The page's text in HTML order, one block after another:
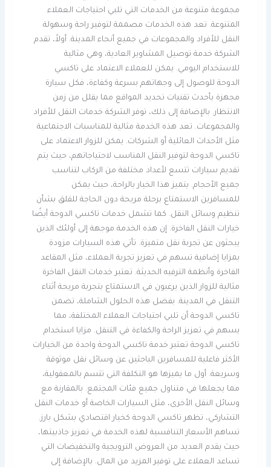
مجموعة متنوعة من الخدمات التي تلبي احتياجات العملاء
المتنوعة. تعد هذه الخدمات مصممة لتوفير راحة وسهولة
النقل للأفراد والمجموعات في جميع أنحاء المدينة. أولاً، تقدم
الشركة خدمة توصيل المشاوير العادية، وهي مثالية
للاستخدام اليومي. يمكن للعملاء الاعتماد على تاكسي
الدوحة للوصول إلى وجهاتهم بسرعة وكفاءة، فكل سيارة
مجهزة بأحدث تقنيات تحديد المواقع مما يقلل من زمن
الانتظار. بالإضافة إلى ذلك، توفر الشركة خدمات النقل للأفراد
والمجموعات. تعد هذه الخدمة مثالية للمناسبات الاجتماعية
مثل الأحداث العائلية أو الشركات. يمكن للزوار الاعتماد على
تاكسي الدوحة لتوفير النقل المناسب لاحتياجاتهم، حيث يتم
تقديم سيارات تتسع لأعداد مختلفة من الركاب لتناسب
جميع الأحجام. يتميز هذا الخيار بالراحة، حيث يمكن
للمسافرين الاستمتاع برحلة مريحة دون الحاجة للقلق بشأن
تنظيم وسائل النقل. كما تشمل خدمات تاكسي الدوحة أيضًا
خيارات النقل الفاخرة. إن هذه الخدمة موجهة إلى أولئك الذين
يبحثون عن تجربة نقل متميزة. تأتي هذه السيارات مزودة
بمزايا إضافية تسهم في تعزيز تجربة العملاء، مثل المقاعد
الفاخرة وأنظمة الترفيه الحديثة. تعتبر خدمات النقل الفاخرة
مثالية للزوار الذين يرغبون في الاستمتاع بتجربة مريحة أثناء
التنقل في المدينة. بفضل هذه الحلول الشاملة، تضمن
تاكسي الدوحة أن تلبي احتياجات العملاء المختلفة، مما
يسهم في تعزيز الراحة والكفاءة في التنقل. مزايا استخدام
تاكسي الدوحة تعتبر خدمة تاكسي الدوحة واحدة من الخيارات
الأكثر فاعلية للمسافرين الباحثين عن وسائل نقل موثوقة
وسريعة. أول ما يميزها هو التكلفة التي تتسم بالمعقولية،
مما يجعلها في متناول جميع فئات المجتمع. بالمقارنة مع
وسائل النقل الأخرى، مثل السيارات الخاصة أو خدمات النقل
التشاركي، تظهر تاكسي الدوحة كخيار اقتصادي بشكل بارز.
تساهم الأسعار التنافسية لهذه الخدمة في تعزيز جاذبيتها،
حيث يقدم العديد من العروض الترويجية والتخفيضات التي
تساعد العملاء على توفير المزيد من المال. بالإضافة إلى